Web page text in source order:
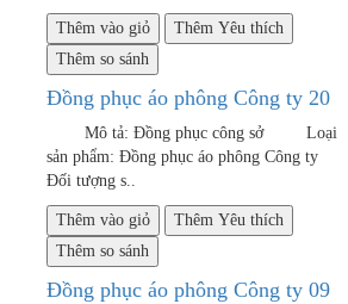
Thêm vào giỏ
Thêm Yêu thích
Thêm so sánh
Đồng phục áo phông Công ty 20
Mô tả: Đồng phục công sở Loại
sản phẩm: Đồng phục áo phông Công ty
Đối tượng s..
Thêm vào giỏ
Thêm Yêu thích
Thêm so sánh
Đồng phục áo phông Công ty 09